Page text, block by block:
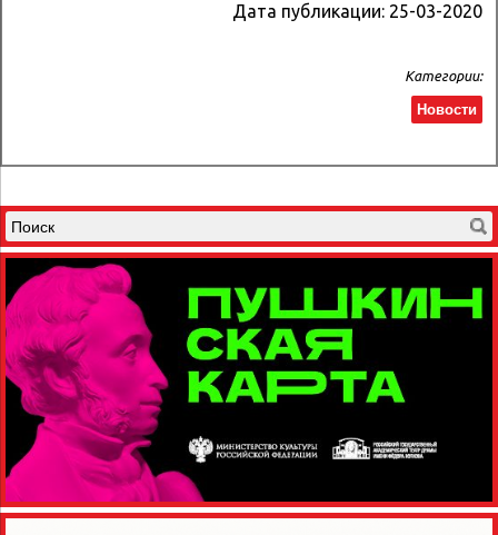
Дата публикации: 25-03-2020
Категории:
Новости